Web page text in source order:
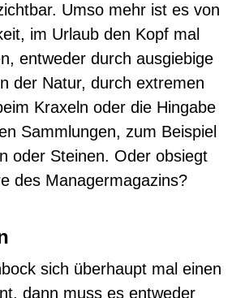
Umso mehr ist es von
im Urlaub den Kopf mal
entweder durch ausgiebige
der Natur, durch extremen
Kraxeln oder die Hingabe
Sammlungen, zum Beispiel
oder Steinen. Oder obsiegt
des Managermagazins?
sich überhaupt mal einen
dann muss es entweder